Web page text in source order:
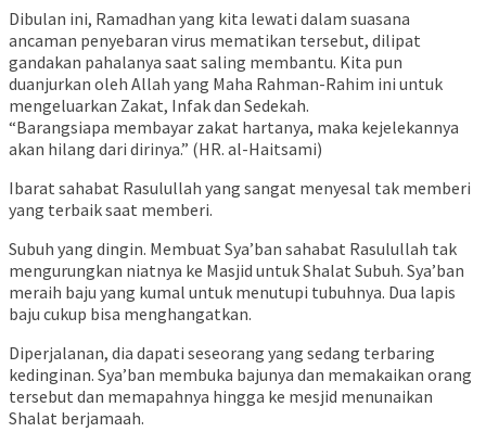
Dibulan ini, Ramadhan yang kita lewati dalam suasana
ancaman penyebaran virus mematikan tersebut, dilipat
gandakan pahalanya saat saling membantu. Kita pun
duanjurkan oleh Allah yang Maha Rahman-Rahim ini untuk
mengeluarkan Zakat, Infak dan Sedekah.
“Barangsiapa membayar zakat hartanya, maka kejelekannya
akan hilang dari dirinya.” (HR. al-Haitsami)
Ibarat sahabat Rasulullah yang sangat menyesal tak memberi
yang terbaik saat memberi.
Subuh yang dingin. Membuat Sya’ban sahabat Rasulullah tak
mengurungkan niatnya ke Masjid untuk Shalat Subuh. Sya’ban
meraih baju yang kumal untuk menutupi tubuhnya. Dua lapis
baju cukup bisa menghangatkan.
Diperjalanan, dia dapati seseorang yang sedang terbaring
kedinginan. Sya’ban membuka bajunya dan memakaikan orang
tersebut dan memapahnya hingga ke mesjid menunaikan
Shalat berjamaah.